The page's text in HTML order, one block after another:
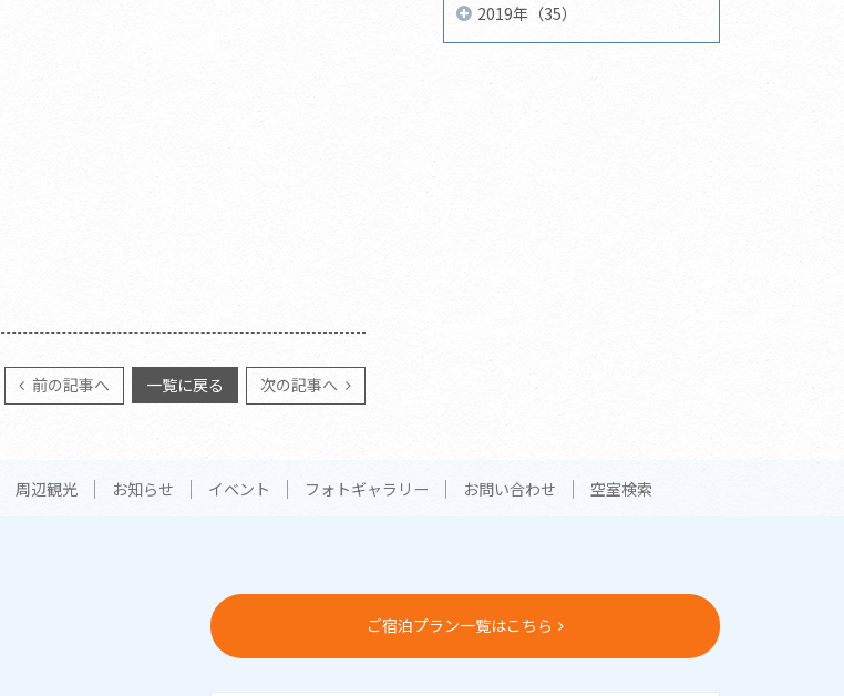
前の記事へ 一覧に戻る 次の記事へ
2019年（35）
周辺観光 お知らせ イベント フォトギャラリー お問い合わせ 空室検索
ご宿泊プラン一覧はこちら